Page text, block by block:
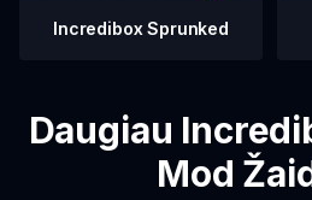
Incredibox Sprunked
Daugiau
Mod